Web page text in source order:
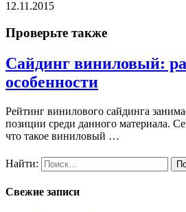
12.11.2015
Проверьте также
Сайдинг виниловый:
особенности
Рейтинг винилового сайдинга
позиции среди данного материала.
что такое виниловый …
Найти:
Свежие записи